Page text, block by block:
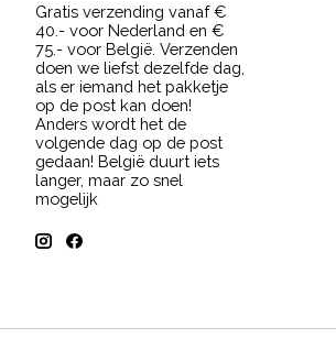
Gratis verzending vanaf €
40.- voor Nederland en €
75.- voor België. Verzenden
doen we liefst dezelfde dag,
als er iemand het pakketje
op de post kan doen!
Anders wordt het de
volgende dag op de post
gedaan! België duurt iets
langer, maar zo snel
mogelijk